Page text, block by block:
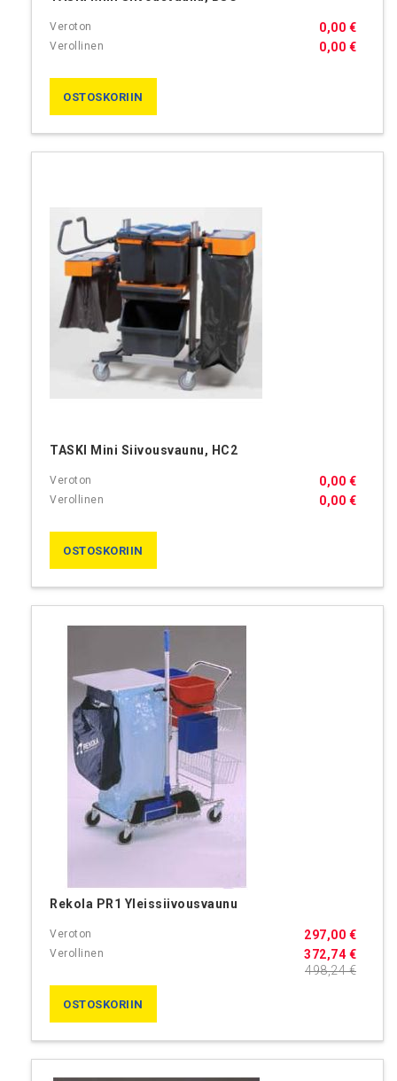
0,00 €
0,00 €
OSTOSKORIIN
TASKI Mini Siivousvaunu, HC2
0,00 €
0,00 €
OSTOSKORIIN
Rekola PR1 Yleissiivousvaunu
372,74 €
297,00 €
498,24 €
OSTOSKORIIN